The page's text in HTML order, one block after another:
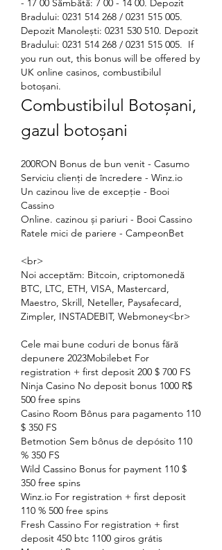
Bradului: 0231 514 268 / 0231 515 005.
Depozit Manolești: 0231 530 510. Depozit
Bradului: 0231 514 268 / 0231 515 005.  If
you run out, this bonus will be offered by
UK online casinos, combustibilul
botoșani.
Combustibilul Botoșani,
gazul botoșani
200RON Bonus de bun venit - Casumo
Serviciu clienți de încredere - Winz.io
Un cazinou live de excepție - Booi
Cassino
Online. cazinou și pariuri - Booi Cassino
Ratele mici de pariere - CampeonBet
<br>
Noi acceptăm: Bitcoin, criptomonedă
BTC, LTC, ETH, VISA, Mastercard,
Maestro, Skrill, Neteller, Paysafecard,
Zimpler, INSTADEBIT, Webmoney<br>
Cele mai bune coduri de bonus fără
depunere 2023Mobilebet For
registration + first deposit 200 $ 700 FS
Ninja Casino No deposit bonus 1000 R$
500 free spins
Casino Room Bônus para pagamento 110
$ 350 FS
Betmotion Sem bônus de depósito 110
% 350 FS
Wild Cassino Bonus for payment 110 $
350 free spins
Winz.io For registration + first deposit
110 % 500 free spins
Fresh Cassino For registration + first
deposit 450 btc 1100 giros grátis